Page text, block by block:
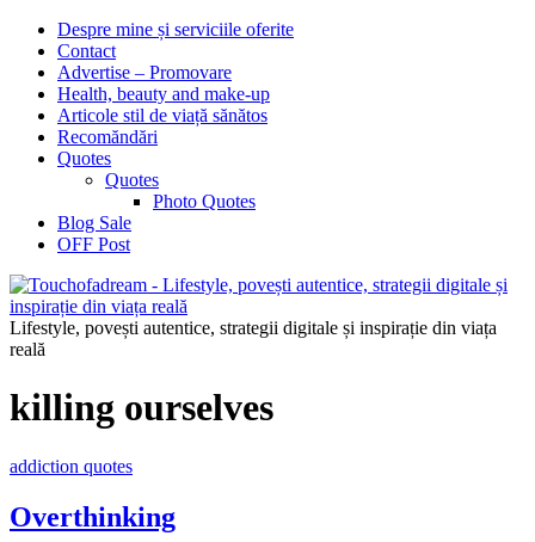
Despre mine și serviciile oferite
Contact
Advertise – Promovare
Health, beauty and make-up
Articole stil de viață sănătos
Recomăndări
Quotes
Quotes
Photo Quotes
Blog Sale
OFF Post
Lifestyle, povești autentice, strategii digitale și inspirație din viața
reală
killing ourselves
addiction quotes
Overthinking